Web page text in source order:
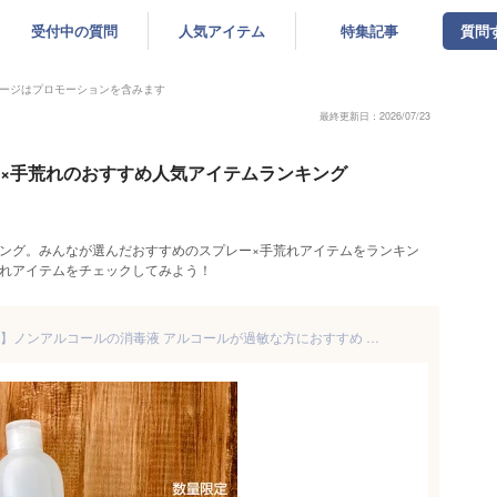
受付中の質問 人気アイテム 特集記事 質問
ジはプロモーションを含みます
最終更新日：2026/07/23
手荒れのおすすめ人気アイテムランキング
グ。みんなが選んだおすすめのスプレー×手荒れアイテムをランキン
アイテムをチェックしてみよう！